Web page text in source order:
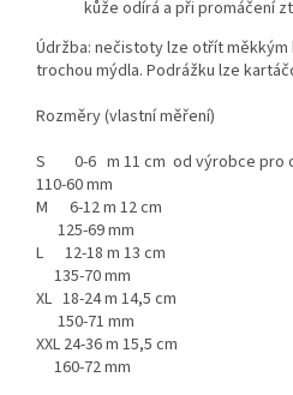
kůže odírá a při promáčení
Údržba: nečistoty lze otřít
trochou mýdla. Podrážku lze
Rozměry (vlastní měření)
S 0-6 m 11 cm od výrobce pro
110-60 mm
M 6-12
125-69 mm
L 12-18
135-70 mm
XL 18-24
150-71 mm
XXL 24-36
160-72 mm